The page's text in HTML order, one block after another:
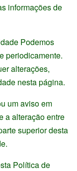
informações de
Podemos
periodicamente.
alterações,
nesta página.
um aviso em
a alteração entre
superior desta
Política de